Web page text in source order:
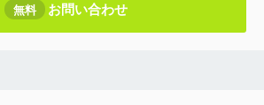
無料 お問い合わせ